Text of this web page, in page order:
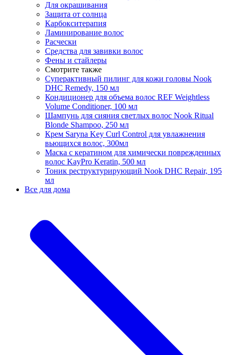
Для окрашивания
Защита от солнца
Карбокситерапия
Ламинирование волос
Расчески
Средства для завивки волос
Фены и стайлеры
Смотрите также
Суперактивный пилинг для кожи головы Nook
DHC Remedy, 150 мл
Кондиционер для объема волос REF Weightless
Volume Conditioner, 100 мл
Шампунь для сияния светлых волос Nook Ritual
Blonde Shampoo, 250 мл
Крем Saryna Key Curl Control для увлажнения
вьющихся волос, 300мл
Маска с кератином для химически поврежденных
волос KayPro Keratin, 500 мл
Тоник реструктурирующий Nook DHC Repair, 195
мл
Все для дома